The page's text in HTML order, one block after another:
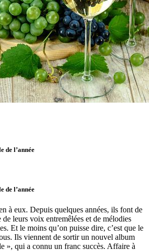
de l’année
de l’année
à eux. Depuis quelques années, ils font de
leurs voix entremêlées et de mélodies
Et le moins qu’on puisse dire, c’est que le
Ils viennent de sortir un nouvel album
», qui a connu un franc succès. Affaire à